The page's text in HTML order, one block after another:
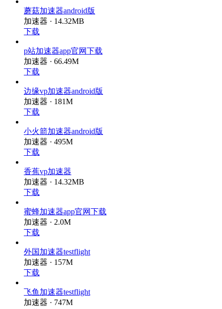
蘑菇加速器android版
加速器 · 14.32MB
下载
p站加速器app官网下载
加速器 · 66.49M
下载
边缘vp加速器android版
加速器 · 181M
下载
小火箭加速器android版
加速器 · 495M
下载
香蕉vp加速器
加速器 · 14.32MB
下载
蜜蜂加速器app官网下载
加速器 · 2.0M
下载
外国加速器testflight
加速器 · 157M
下载
飞鱼加速器testflight
加速器 · 747M